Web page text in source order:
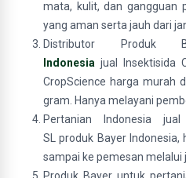
mata, kulit, dan gangguan
yang aman serta jauh dari
Distributor Produk
Indonesia jual Insektisida
CropScience harga murah
gram. Hanya melayani
Pertanian Indonesia
SL produk Bayer
sampai ke pemesan melalui